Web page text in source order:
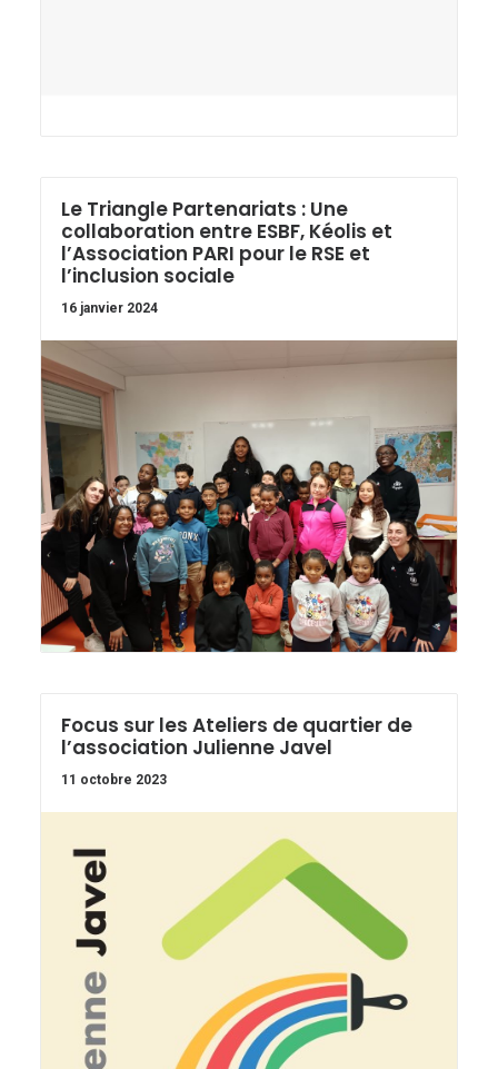
Le Triangle Partenariats : Une
collaboration entre ESBF, Kéolis et
l’Association PARI pour le RSE et
l’inclusion sociale
16 janvier 2024
Focus sur les Ateliers de quartier de
l’association Julienne Javel
11 octobre 2023